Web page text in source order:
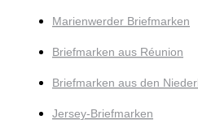
Marienwerder Briefmarken
Briefmarken aus Réunion
Briefmarken aus den
Jersey-Briefmarken